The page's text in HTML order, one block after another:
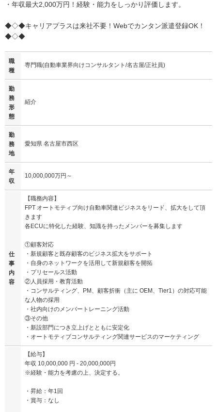
・年収最大2,000万円！経験・能力をしっかり評価します。
◆◇◆キャリアプラスは来社不要！Webでカンタン派遣登録OK！
◆◇◆
職
種
専門職(自動車業界向けコンサルタント/名古屋/正社員)
勤
務
形
態
紹介
勤
務
地
愛知県 名古屋市西区
年
収
10,000,000万円～
仕
事
内
容
【職務内容】
FPT オートモティブ向け自動車関連ビジネスをリード、拡大をして頂
きます
各ECUに特化した経験、知識を持ったメンバーを募集します
①顧客対応
・新規顧客と既存顧客のビジネス拡大をサポート
・自身のネットワークを活用して新規顧客を開拓
・プリセールス活動
②人員採用・教育活動
・コンサルティング、PM、顧客折衝（主に OEM、Tier1）の対応可能
な人物の採用
・社内向けのメンバートレーニング活動
③その他
・新設部門につき立上げとともに安定化
・オートモティブコンサルティング関連サービスのマーケティング
【給与】
年収 10,000,000 円 - 20,000,000円
※経験・能力を考慮の上、決定する。
・昇給：年1回
・賞与：なし